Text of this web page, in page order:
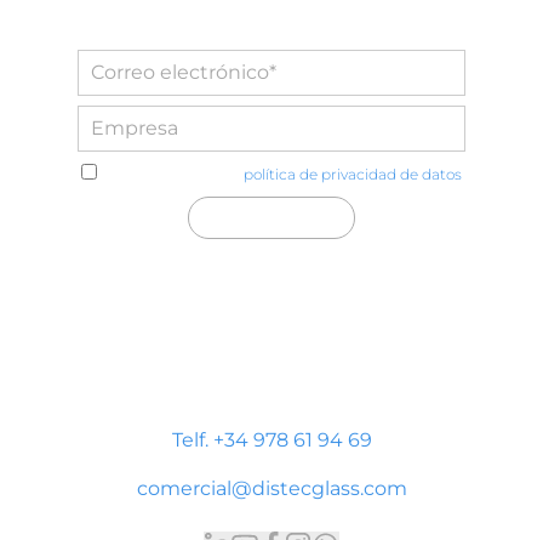
política de privacidad de datos
Telf. +34 978 61 94 69
comercial@distecglass.com